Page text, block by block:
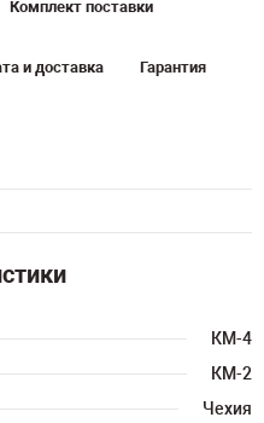
Комплект поставки
и доставка Гарантия
КМ-4
КМ-2
Чехия